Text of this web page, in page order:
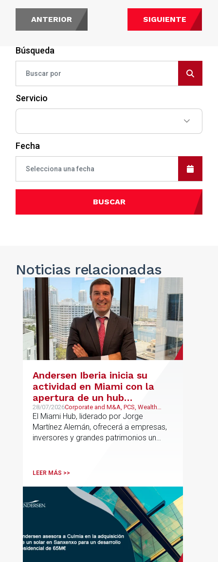
Búsqueda
Servicio
Fecha
BUSCAR
ANTERIOR SIGUIENTE
Noticiasrelacionadas
Andersen Iberia inicia su
actividad en Miami con la
apertura de un hub
estratégico para reforzar el
asesoramiento fiscal, legal y
patrimonial conectando
Europa y Latinoamérica
28/07/2026Corporate and M&A, PCS, Wealth
Management & Family Business, Real
Estate
El Miami Hub, liderado por Jorge
Martínez Alemán, ofrecerá a empresas,
inversores y grandes patrimonios un
Latinoamérica y otros mercados
LEER MÁS >>